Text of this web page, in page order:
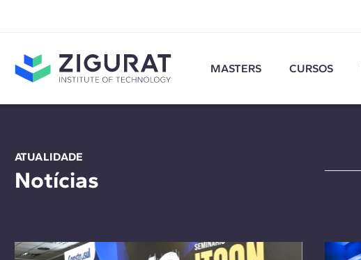
MASTERS CURSOS
ATUALIDADE
Notícias